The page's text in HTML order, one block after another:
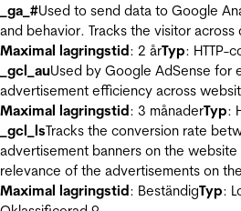
_ga_#Used to send data to Google
and behavior. Tracks the visitor
Maximal lagringstid: 2 årTyp: HTTP-
_gcl_auUsed by Google AdSense for
advertisement efficiency across
Maximal lagringstid: 3 månaderTyp:
_gcl_lsTracks the conversion rate
advertisement banners on the
relevance of the advertisements on
Maximal lagringstid: BeständigTyp: